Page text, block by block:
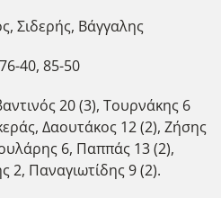
Σιδερής, Βάγγαλης
40, 85-50
20 (3), Τουρνάκης 6
Δαουτάκος 12 (2), Ζήσης
6, Παππάς 13 (2),
2, Παναγιωτίδης 9 (2).